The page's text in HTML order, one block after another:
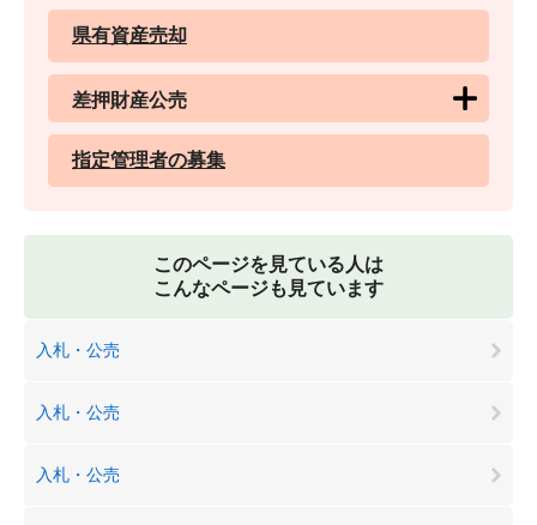
県有資産売却
差押財産公売
指定管理者の募集
このページを見ている人は
こんなページも見ています
入札・公売
入札・公売
入札・公売